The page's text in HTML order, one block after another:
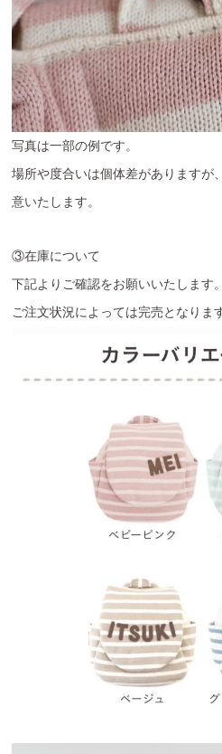
写真は一部の例です。
場所や度合いは個体差がありますが
意いたします。
③在庫について
下記よりご確認をお願いいたします。
ご注文状況によっては完売となりま